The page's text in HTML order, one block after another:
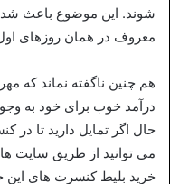
شوند. این موضوع باعث
معروف در همان روزهای
هم چنین ناگفته نماند که
درآمد خوب برای خود به
حال اگر تمایل دارید تا در
می‌ توانید از طریق سایت‌
خرید بلیط کنسرت‌ های این